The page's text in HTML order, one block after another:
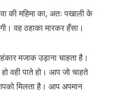
की महिमा का, अतः पखाली के
वह ठहाका मारकर हँसा।
मजाक उड़ाना चाहता है।
वही पाते हो। आप जो चाहते
मिलता है। आप अपमान